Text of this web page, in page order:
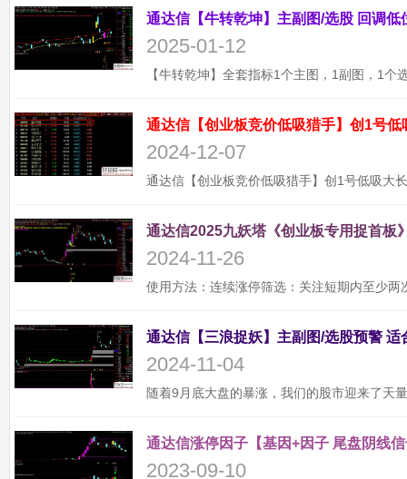
2025-01-12
通达信【创业板竞价低吸猎手】创1号
2024-12-07
通达信2025九妖塔《创业板专用捉首板
2024-11-26
2024-11-04
通达信涨停因子【基因+因子 尾盘阴线
2023-09-10